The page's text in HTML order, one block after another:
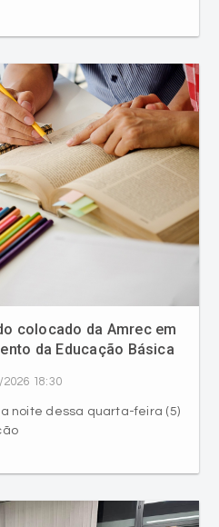
colocado da Amrec em
da Educação Básica
18:30
noite dessa quarta-feira (5)